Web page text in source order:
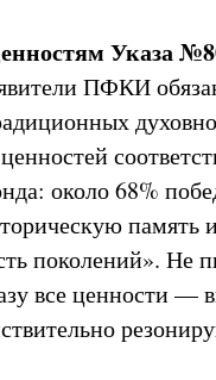
Указа
ПФКИ
около 68%
память
поколений». Не
все ценности —